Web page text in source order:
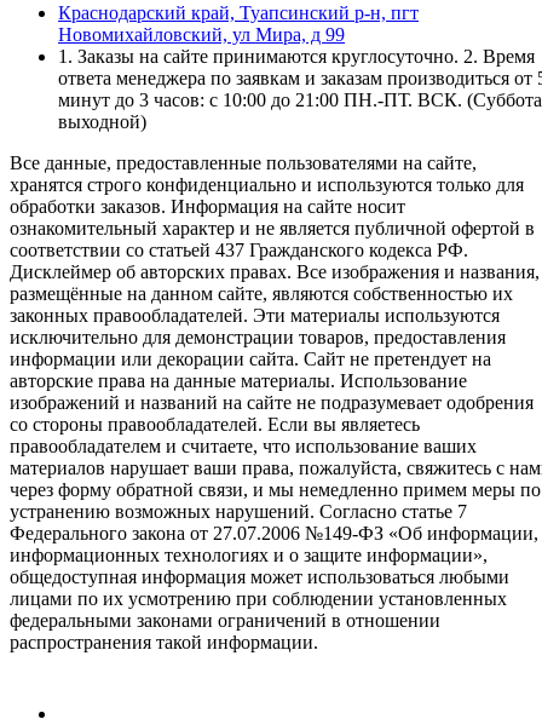
Краснодарский край, Туапсинский р-н, пгт
Новомихайловский, ул Мира, д 99
1. Заказы на сайте принимаются круглосуточно. 2. Время
ответа менеджера по заявкам и заказам производиться от
минут до 3 часов: с 10:00 до 21:00 ПН.-ПТ. ВСК. (Суббота
выходной)
Все данные, предоставленные пользователями на сайте,
хранятся строго конфиденциально и используются только для
обработки заказов. Информация на сайте носит
ознакомительный характер и не является публичной офертой в
соответствии со статьей 437 Гражданского кодекса РФ.
Дисклеймер об авторских правах. Все изображения и названия,
размещённые на данном сайте, являются собственностью их
законных правообладателей. Эти материалы используются
исключительно для демонстрации товаров, предоставления
информации или декорации сайта. Сайт не претендует на
авторские права на данные материалы. Использование
изображений и названий на сайте не подразумевает одобрения
со стороны правообладателей. Если вы являетесь
правообладателем и считаете, что использование ваших
материалов нарушает ваши права, пожалуйста, свяжитесь с
через форму обратной связи, и мы немедленно примем меры по
устранению возможных нарушений. Согласно статье 7
Федерального закона от 27.07.2006 №149-ФЗ «Об информации,
информационных технологиях и о защите информации»,
общедоступная информация может использоваться любыми
лицами по их усмотрению при соблюдении установленных
федеральными законами ограничений в отношении
распространения такой информации.